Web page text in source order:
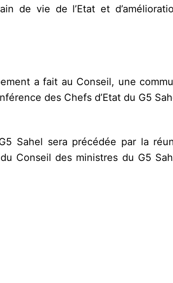
de vie de l’Etat et
a fait au Conseil, une
des Chefs d’Etat du G5
Sahel sera précédée par la
Conseil des ministres du G5